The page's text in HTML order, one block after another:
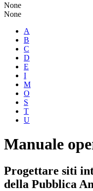
None
None
A
B
C
D
E
I
M
O
S
T
U
Manuale
Progettare siti
della Pubblica